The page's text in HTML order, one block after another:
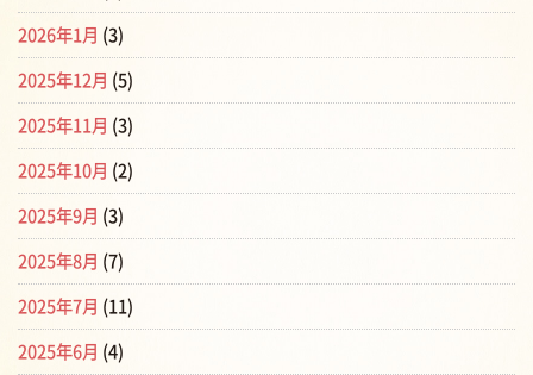
2026年1月 (3)
2025年12月 (5)
2025年11月 (3)
2025年10月 (2)
2025年9月 (3)
2025年8月 (7)
2025年7月 (11)
2025年6月 (4)